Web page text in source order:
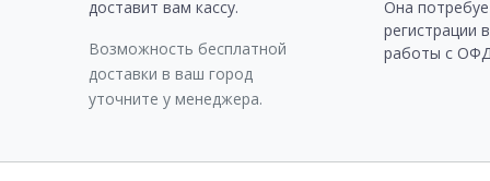
доставит вам кассу.
Возможность бесплатной
доставки в ваш город
уточните у менеджера.
Она
регистрации
работы с